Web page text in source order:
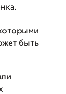
быть